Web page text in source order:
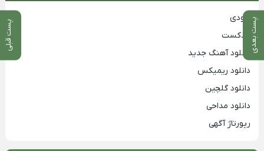
پست بعدی پست قبلی
بزودی
پادکست
دانلود آهنگ جدید
دانلود ریمیکس
دانلود گلچین
دانلود مداحی
رپورتاژ آگهی